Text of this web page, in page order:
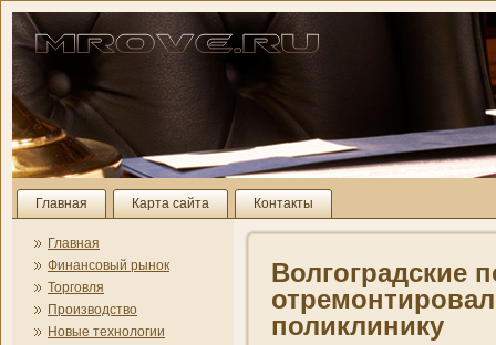
Главная Карта сайта Контакты
Главная
Финансовый рынок
Торговля
Производство
Новые технологии
Волгоградские
поликлини­ку